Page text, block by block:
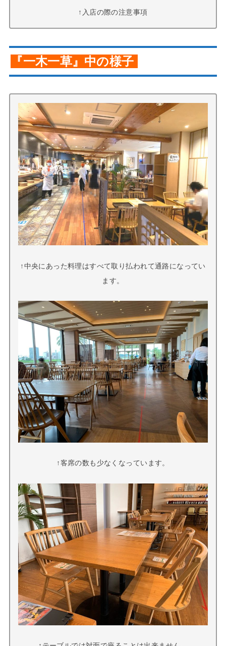
↑入店の際の注意事項
『一木一草』中の様子
↑中央にあった料理はすべて取り払われて通路になってい
ます。
↑客席の数も少なくなっています。